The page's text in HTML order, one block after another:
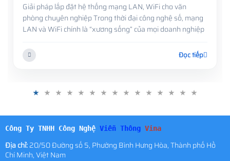
Giải pháp lắp đặt hệ thống mạng LAN, WiFi cho văn
phòng chuyên nghiệp Trong thời đại công nghệ số, mạng
LAN và WiFi chính là “xương sống” của mọi doanh nghiệp
Đọc tiếp
Công Ty TNHH Công Nghệ Viễn Thông Vina
Địa chỉ:20/50 Đường số 5, Phường Bình Hưng Hòa, Thành phố Hồ
Chí Minh, Việt Nam